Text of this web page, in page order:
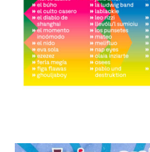
ARTÍCULOS
QUÉ HACEMOS
MECENAZGO
CONTRATACIÓN
CONTACTO